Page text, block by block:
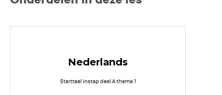
Nederlands
Starttaal instap deel A thema 1